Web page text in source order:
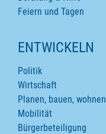
Feiern und Tagen
ENTWICKELN
Politik
Wirtschaft
Planen, bauen, wohnen
Mobilität
Bürgerbeteiligung